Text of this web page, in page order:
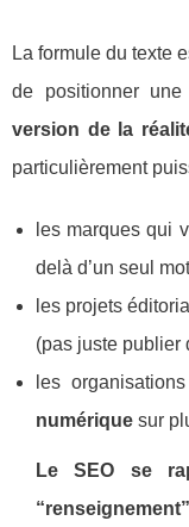
La formule du texte
de positionner
version de la
particulièrement
les marques qui
delà d’un seul
les projets
(pas juste publier
les
numérique sur
Le SEO se
“renseignement”